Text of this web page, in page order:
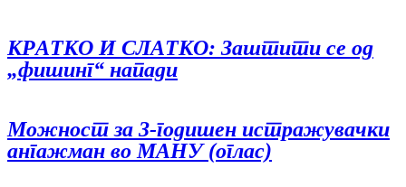
КРАТКО И СЛАТКО: Заштити се од
„фишинг“ напади
Можност за 3-годишен истражувачки
ангажман во МАНУ (оглас)